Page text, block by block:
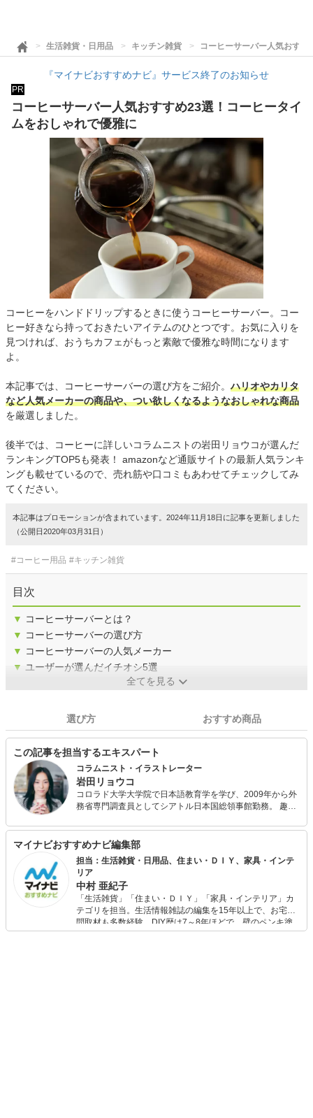
生活雑貨・日用品 キッチン雑貨 コーヒーサーバー人気おす
『マイナビおすすめナビ』サービス終了のお知らせ
PR
コーヒーサーバー人気おすすめ23選！コーヒータイ
ムをおしゃれで優雅に
コーヒーをハンドドリップするときに使うコーヒーサーバー。コー
ヒー好きなら持っておきたいアイテムのひとつです。お気に入りを
見つければ、おうちカフェがもっと素敵で優雅な時間になります
よ。
本記事では、コーヒーサーバーの選び方をご紹介。ハリオやカリタ
など人気メーカーの商品や、つい欲しくなるようなおしゃれな商品
を厳選しました。
後半では、コーヒーに詳しいコラムニストの岩田リョウコが選んだ
ランキングTOP5も発表！ amazonなど通販サイトの最新人気ランキ
ングも載せているので、売れ筋や口コミもあわせてチェックしてみ
てください。
本記事はプロモーションが含まれています。2024年11月18日に記事を更新しました
（公開日2020年03月31日）
#コーヒー用品 #キッチン雑貨
目次
▼ コーヒーサーバーとは？
▼ コーヒーサーバーの選び方
▼ コーヒーサーバーの人気メーカー
▼ ユーザーが選んだイチオシ5選
全てを見る
選び方 おすすめ商品
この記事を担当するエキスパート
コラムニスト・イラストレーター
岩田リョウコ
コロラド大学大学院で日本語教育学を学び、2009年から外
務省専門調査員としてシアトル日本国総領事館勤務。 趣味
Love Coffee』が月間訪問者数60万人のサイトに成長しアメ
リカで書籍化される。 中国語、韓国語、ロシア語に翻訳出
版されている。 日本語著書に『シアトル発ちょっとブラッ
クなコーヒーの教科書』。 宝島社リンネルwebやTABI
LABOでコーヒーコラム連載中。
マイナビおすすめナビ編集部
担当：生活雑貨・日用品、住まい・ＤＩＹ、家具・インテ
リア
中村 亜紀子
「生活雑貨」「住まい・ＤＩＹ」「家具・インテリア」カ
テゴリを担当。生活情報雑誌の編集を15年以上で、お宅訪
問取材も多数経験。DIY歴は7～8年ほどで、壁のペンキ塗
りや壁紙チェンジなどもチャレンジ済み。初心者でもモノ